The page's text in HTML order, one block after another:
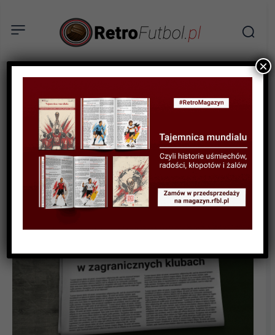
AKTUALNOŚCI
Piłkarze Resovii grający w
zagranicznych klubach
×